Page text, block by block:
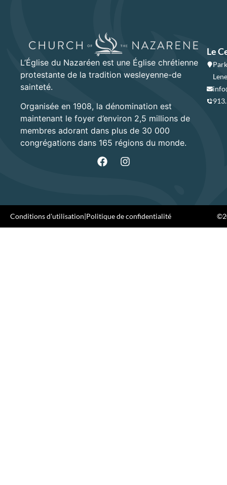
L’Église du Nazaréen est une Église chrétienne
protestante de la tradition wesleyenne-de
sainteté.
Organisée en 1908, la dénomination est
maintenant le foyer d’environ 2,5 millions de
membres adorant dans plus de 30 000
congrégations dans 165 régions du monde.
Le
Conditions d'utilisation|Politique de confidentialité